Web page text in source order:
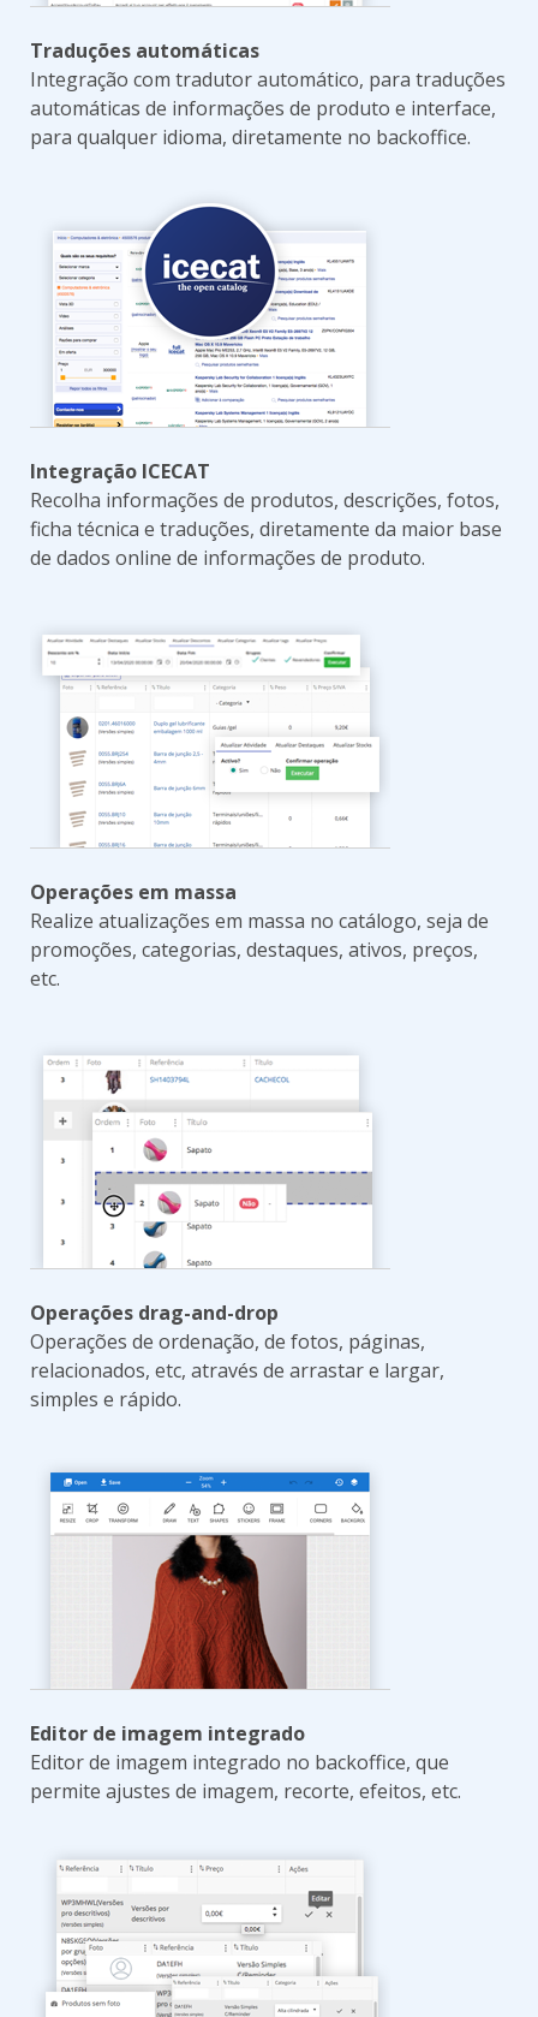
Traduções automáticas
Integração com tradutor automático, para traduções
automáticas de informações de produto e interface,
para qualquer idioma, diretamente no backoffice.
Integração ICECAT
Recolha informações de produtos, descrições, fotos,
ficha técnica e traduções, diretamente da maior base
de dados online de informações de produto.
Operações em massa
Realize atualizações em massa no catálogo, seja de
promoções, categorias, destaques, ativos, preços,
etc.
Operações drag-and-drop
Operações de ordenação, de fotos, páginas,
relacionados, etc, através de arrastar e largar,
simples e rápido.
Editor de imagem integrado
Editor de imagem integrado no backoffice, que
permite ajustes de imagem, recorte, efeitos, etc.